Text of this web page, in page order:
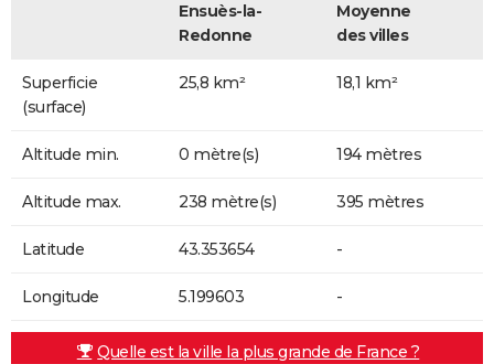
Ensuès-la-
Redonne
Moyenne
des villes
Superficie
(surface)
25,8 km² 18,1 km²
Altitude min. 0 mètre(s) 194 mètres
Altitude max. 238 mètre(s) 395 mètres
Latitude 43.353654 -
Longitude 5.199603 -
Quelle est la ville la plus grande de France ?